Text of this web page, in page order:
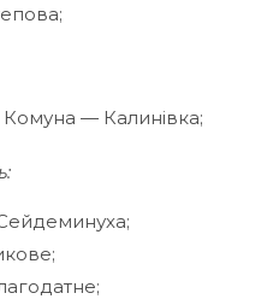
— Калинівка;